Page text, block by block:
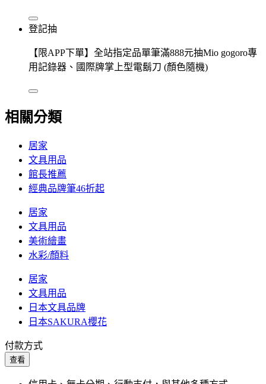
登記抽
【限APP下單】全站指定品單筆滿888元抽Mio gogoro專
用記錄器、國際牌掌上型電鬍刀 (顏色隨機)
相關分類
居家
文具用品
館長推薦
經典品牌筆46折起
居家
文具用品
美術繪畫
水彩/顏料
居家
文具用品
日本文具品牌
日本SAKURA櫻花
付款方式
查看